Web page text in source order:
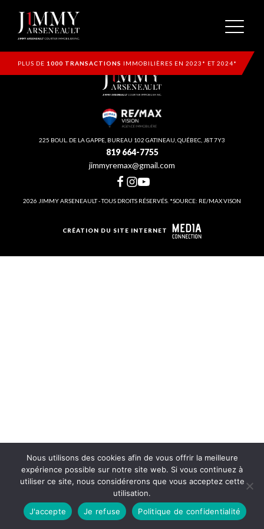
PLUS DE 1000 TRANSACTIONS IMMOBILIÈRES EN 2023* ET 2024*
225 BOUL. DE LA GAPPE, BUREAU 102 GATINEAU, QUÉBEC, J8T 7Y3
819 664-7755
jimmyremax@gmail.com
2026 JIMMY ARSENEAULT - TOUS DROITS RÉSERVÉS. *SOURCE: RE/MAX VISON
CRÉATION DU SITE INTERNET
Nous utilisons des cookies afin de vous offrir la meilleure
expérience possible sur notre site web. Si vous continuez à
utiliser ce site, nous considérerons que vous acceptez cette
utilisation.
J'accepte
Je refuse Politique de confidentialité